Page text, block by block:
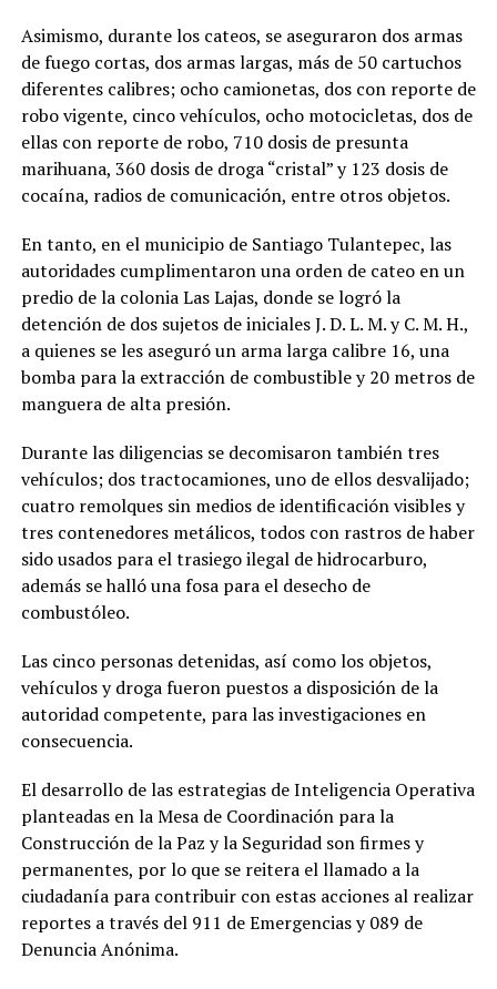
Asimismo, durante los cateos, se aseguraron dos armas
de fuego cortas, dos armas largas, más de 50 cartuchos
diferentes calibres; ocho camionetas, dos con reporte de
robo vigente, cinco vehículos, ocho motocicletas, dos de
ellas con reporte de robo, 710 dosis de presunta
marihuana, 360 dosis de droga “cristal” y 123 dosis de
cocaína, radios de comunicación, entre otros objetos.
En tanto, en el municipio de Santiago Tulantepec, las
autoridades cumplimentaron una orden de cateo en un
predio de la colonia Las Lajas, donde se logró la
detención de dos sujetos de iniciales J. D. L. M. y C. M. H.,
a quienes se les aseguró un arma larga calibre 16, una
bomba para la extracción de combustible y 20 metros de
manguera de alta presión.
Durante las diligencias se decomisaron también tres
vehículos; dos tractocamiones, uno de ellos desvalijado;
cuatro remolques sin medios de identificación visibles y
tres contenedores metálicos, todos con rastros de haber
sido usados para el trasiego ilegal de hidrocarburo,
además se halló una fosa para el desecho de
combustóleo.
Las cinco personas detenidas, así como los objetos,
vehículos y droga fueron puestos a disposición de la
autoridad competente, para las investigaciones en
consecuencia.
El desarrollo de las estrategias de Inteligencia Operativa
planteadas en la Mesa de Coordinación para la
Construcción de la Paz y la Seguridad son firmes y
permanentes, por lo que se reitera el llamado a la
ciudadanía para contribuir con estas acciones al realizar
reportes a través del 911 de Emergencias y 089 de
Denuncia Anónima.